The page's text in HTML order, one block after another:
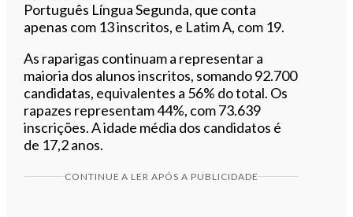
Português Língua Segunda, que conta
apenas com 13 inscritos, e Latim A, com 19.
As raparigas continuam a representar a
maioria dos alunos inscritos, somando 92.700
candidatas, equivalentes a 56% do total. Os
rapazes representam 44%, com 73.639
inscrições. A idade média dos candidatos é
de 17,2 anos.
CONTINUE A LER APÓS A PUBLICIDADE